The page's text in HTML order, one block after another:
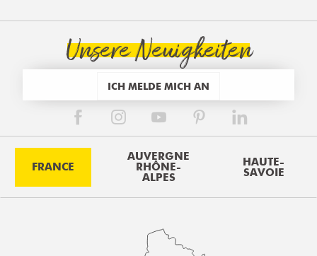
Unsere Neuigkeiten
ICH MELDE MICH AN
FRANCE
AUVERGNE
RHÔNE-
ALPES
HAUTE-
SAVOIE